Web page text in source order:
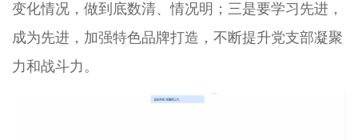
变化情况，做到底数清、情况明；三是要学习先进，
成为先进，加强特色品牌打造，不断提升党支部凝聚
力和战斗力。